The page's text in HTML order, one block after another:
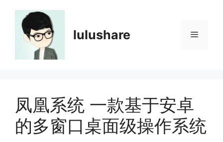
lulushare 菜
凤凰系统 一款基于安卓
的多窗口桌面级操作系统